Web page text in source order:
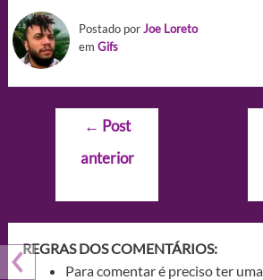
Postado porJoe Loreto
em Gifs
Navegação
Post
← Post
anterior
REGRAS DOS COMENTÁRIOS:
Para comentar é preciso ter